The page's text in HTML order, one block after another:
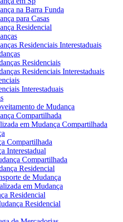
na Barra Funda
para Casas
Residencial
Residenciais Interestaduais
Residenciais
Residenciais Interestaduais
Interestaduais
de Mudança
Compartilhada
em Mudança Compartilhada
Compartilhada
Interestadual
Compartilhada
Residencial
de Mudança
em Mudança
Residencial
Residencial